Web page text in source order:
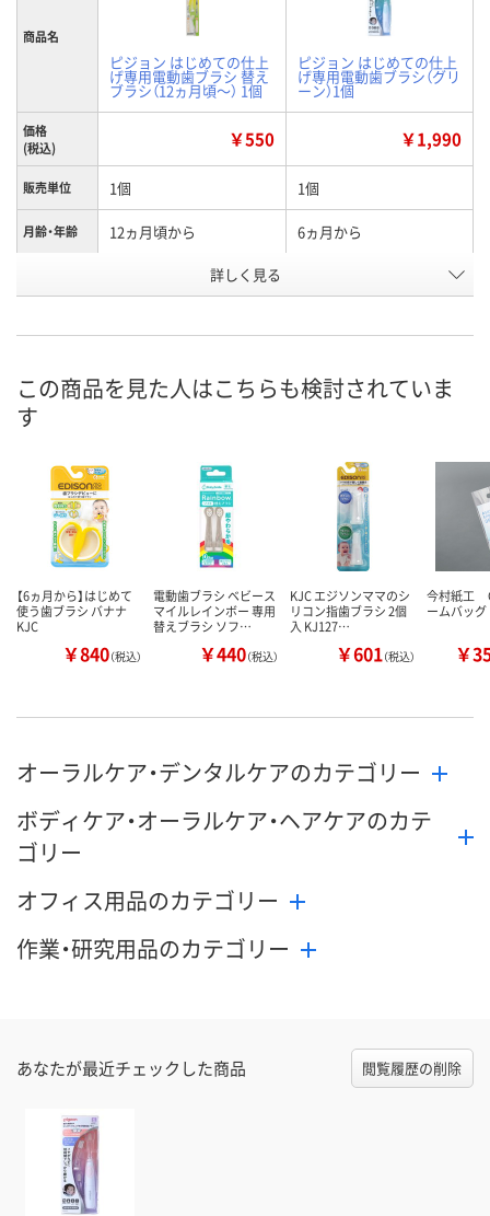
商品名
ピジョン はじめての仕上
げ専用電動歯ブラシ 替え
ブラシ（12ヵ月頃～） 1個
ピジョン はじめての仕上
げ専用電動歯ブラシ（グリ
ーン）1個
価格
(税込)
￥550 ￥1,990
販売単位 1個 1個
月齢・年齢 12ヵ月頃から 6ヵ月から
お届け日
カゴへ カゴへ
詳しく見る
この商品を見た人はこちらも検討されていま
す
【6ヵ月から】はじめて
使う歯ブラシ バナナ
KJC
￥840（税込）
電動歯ブラシ ベビース
マイルレインボー 専用
替えブラシ ソフ…
￥440（税込）
KJC エジソンママのシ
リコン指歯ブラシ 2個
入 KJ127…
￥601（税込）
今村紙工
ームバッグ
￥
オーラルケア・デンタルケアのカテゴリー
ボディケア・オーラルケア・ヘアケアのカテ
ゴリー
オフィス用品のカテゴリー
作業・研究用品のカテゴリー
あなたが最近チェックした商品 閲覧履歴の削除